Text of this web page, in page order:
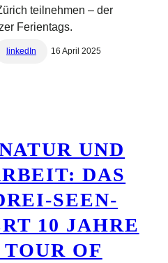
teilnehmen – der
Ferientags.
linkedIn 16 April 2025
UND
DAS
SEEN-
10 JAHRE
OF